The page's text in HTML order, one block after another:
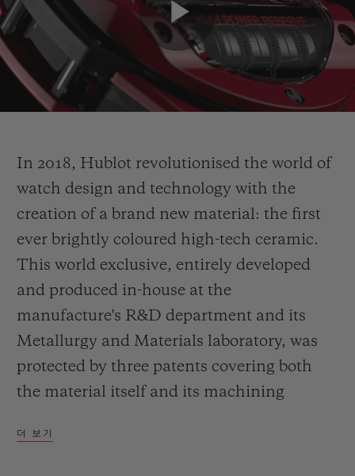
Play
In 2018, Hublot revolutionised the world of
watch design and technology with the
creation of a brand new material: the first
ever brightly coloured high-tech ceramic.
This world exclusive, entirely developed
and produced in-house at the
manufacture's R&D department and its
Metallurgy and Materials laboratory, was
protected by three patents covering both
the material itself and its machining
was finding the right balance between
더 보기